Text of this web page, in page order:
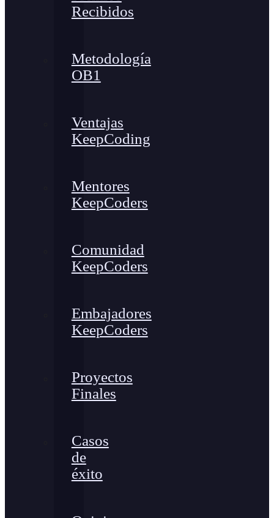
Recibidos
Metodología
OB1
Ventajas
KeepCoding
Mentores
KeepCoders
Comunidad
KeepCoders
Embajadores
KeepCoders
Proyectos
Finales
Casos
de
éxito